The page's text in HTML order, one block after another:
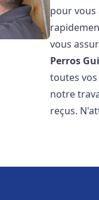
pour vous
vous
Perros
toutes
notre
reçus.